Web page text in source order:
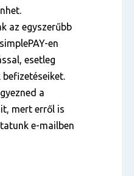
az egyszerűbb
en
esetleg
befizetéseiket.
a
mert erről is
e-mailben